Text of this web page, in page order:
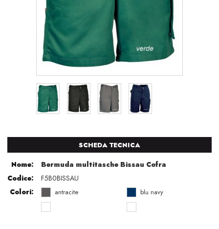
SCHEDA TECNICA
Nome:
Bermuda multitasche Bissau Cofra
Codice:
F5B0BISSAU
Colori:
antracite blu navy